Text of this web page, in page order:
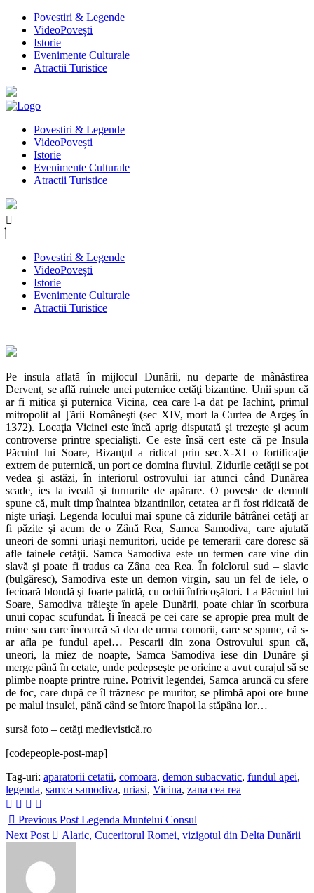
Povestiri & Legende
VideoPovești
Istorie
Evenimente Culturale
Atractii Turistice
Povestiri & Legende
VideoPovești
Istorie
Evenimente Culturale
Atractii Turistice
Povestiri & Legende
VideoPovești
Istorie
Evenimente Culturale
Atractii Turistice
Pe insula aflată în mijlocul Dunării, nu departe de mânăstirea
Dervent, se află ruinele unei puternice cetăţi bizantine. Unii spun că
ar fi mitica şi puternica Vicina, cea care l-a dat pe Iachint, primul
mitropolit al Ţării Româneşti (sec XIV, mort la Curtea de Argeş în
1372). Locaţia Vicinei este încă aprig disputată şi trezeşte şi acum
controverse printre specialişti. Ce este însă cert este că pe Insula
Păcuiul lui Soare, Bizanţul a ridicat prin sec.X-XI o fortificaţie
extrem de puternică, un port ce domina fluviul. Zidurile cetăţii se pot
vedea şi astăzi, în interiorul ostrovului iar atunci când Dunărea
scade, ies la iveală şi turnurile de apărare. O poveste de demult
spune că, mult timp înaintea bizantinilor, cetatea ar fi fost ridicată de
nişte uriaşi. Legenda locului mai spune că zidurile bătrânei cetăţi ar
fi păzite şi acum de o Zână Rea, Samca Samodiva, care ajutată
uneori de somni uriaşi nemuritori, ucide pe temerarii care doresc să
afle tainele cetăţii. Samca Samodiva este un termen care vine din
slavă şi poate fi tradus ca Zâna cea Rea. În folclorul sud – slavic
(bulgăresc), Samodiva este un demon virgin, sau un fel de iele, o
fecioară blondă şi foarte palidă, cu ochii înfricoşători. La Păcuiul lui
Soare, Samodiva trăieşte în apele Dunării, poate chiar în scorbura
unui copac scufundat. Îi îneacă pe cei care se apropie prea mult de
ruine sau care încearcă să dea de urma comorii, care se spune, că s-
ar afla pe fundul apei… Pescarii din zona Ostrovului spun că,
uneori, la miez de noapte, Samca Samodiva iese din Dunăre şi
merge până în cetate, unde pedepseşte pe oricine a avut curajul să se
plimbe noapte printre ruine. Potrivit legendei, Samca aruncă cu sfere
de foc, care după ce îl trăznesc pe muritor, se plimbă apoi ore bune
pe malul insulei, până când se întorc înapoi la stăpâna lor…
sursă foto – cetăţi medievistică.ro
[codepeople-post-map]
Tag-uri: aparatorii cetatii, comoara, demon subacvatic, fundul apei,
legenda, samca samodiva, uriasi, Vicina, zana cea rea
Previous Post Legenda Muntelui Consul
Next Post
Alaric, Cuceritorul Romei, vizigotul din Delta Dunării